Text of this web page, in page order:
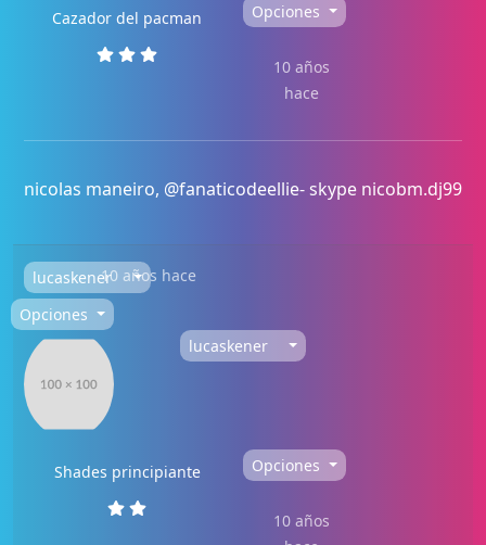
Cazador del pacman Opciones
10 años
hace
nicolas maneiro, @fanaticodeellie- skype nicobm.dj99
lucaskener10 años hace
Opciones
lucaskener
Shades principiante Opciones
10 años